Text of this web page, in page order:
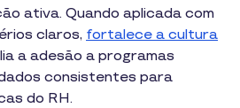
ativa. Quando aplicada com
claros, fortalece a cultura
a adesão a programas
consistentes para
do RH.